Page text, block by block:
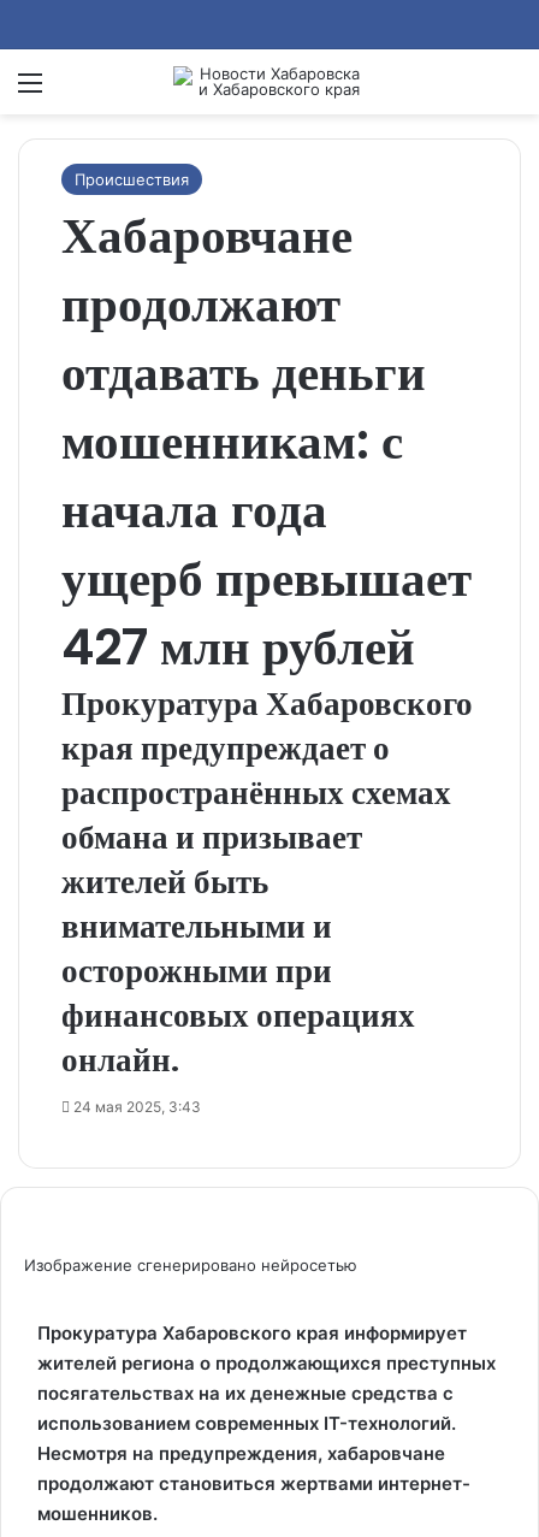
Menu
Происшествия
Хабаровчане
продолжают
отдавать деньги
мошенникам: с
начала года
ущерб превышает
427 млн рублей
Прокуратура Хабаровского
края предупреждает о
распространённых схемах
обмана и призывает
жителей быть
внимательными и
осторожными при
финансовых операциях
онлайн.
24 мая 2025, 3:43
Изображение сгенерировано нейросетью
Прокуратура Хабаровского края информирует
жителей региона о продолжающихся преступных
посягательствах на их денежные средства с
использованием современных IT-технологий.
Несмотря на предупреждения, хабаровчане
продолжают становиться жертвами интернет-
мошенников.